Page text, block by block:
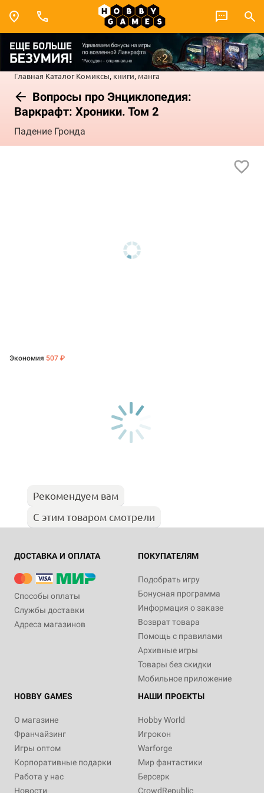
Главная Каталог Комиксы, книги, манга
Вопросы про Энциклопедия:
Варкрафт: Хроники. Том 2
Падение Гронда
Экономия 507 ₽
Рекомендуем вам
С этим товаром смотрели
ДОСТАВКА И ОПЛАТА
Способы оплаты
Службы доставки
Адреса магазинов
ПОКУПАТЕЛЯМ
Подобрать игру
Бонусная программа
Информация о заказе
Возврат товара
Помощь с правилами
Архивные игры
Товары без скидки
Мобильное приложение
HOBBY GAMES
О магазине
Франчайзинг
Игры оптом
Корпоративные подарки
Работа у нас
Новости
НАШИ ПРОЕКТЫ
Hobby World
Игрокон
Warforge
Мир фантастики
Берсерк
CrowdRepublic